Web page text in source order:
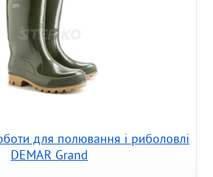
для полювання і риболовлі
DEMAR Grand